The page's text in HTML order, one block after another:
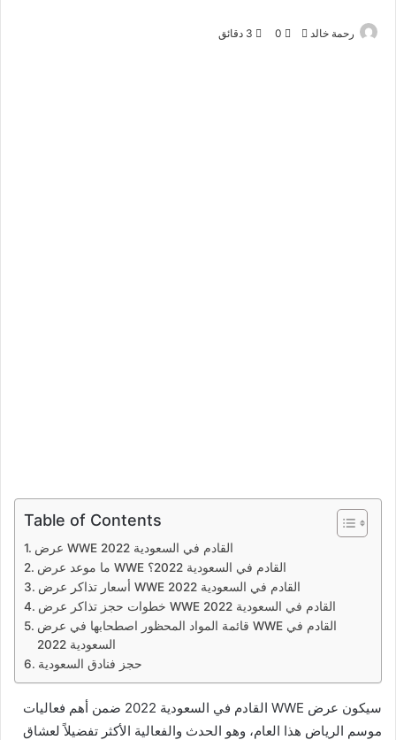
رحمة خالد
أرسل0
Table of Contents
عرض WWE القادم في السعودية 2022
ما موعد عرض WWE القادم في السعودية 2022؟
أسعار تذاكر عرض WWE القادم في السعودية 2022
خطوات حجز تذاكر عرض WWE القادم في السعودية 2022
قائمة المواد المحظور اصطحابها في عرض WWE القادم في
السعودية 2022
حجز فنادق السعودية
سيكون عرض WWE القادم في السعودية 2022 ضمن أهم فعاليات
موسم الرياض هذا العام، وهو الحدث والفعالية الأكثر تفضيلاً لعشاق